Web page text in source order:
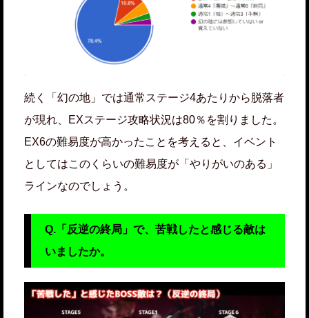
続く「幻の地」では通常ステージ4あたりから脱落者
が現れ、EXステージ攻略状況は80％を割りました。
EX6の難易度が高かったことを考えると、イベント
としてはこのくらいの難易度が「やりがいのある」
ラインなのでしょう。
Q.「反逆の終局」で、苦戦したと感じる敵は
いましたか。